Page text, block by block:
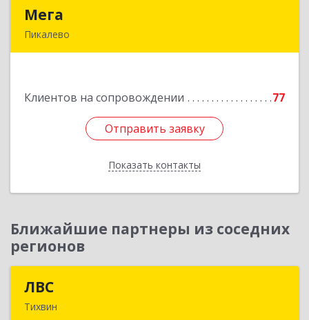
Мега
Пикалево
Клиентов на сопровождении 77
Отправить заявку
Показать контакты
Подробнее
Отправить заявку
Назад
Ближайшие партнеры из соседних
регионов
ЛВС
Тихвин